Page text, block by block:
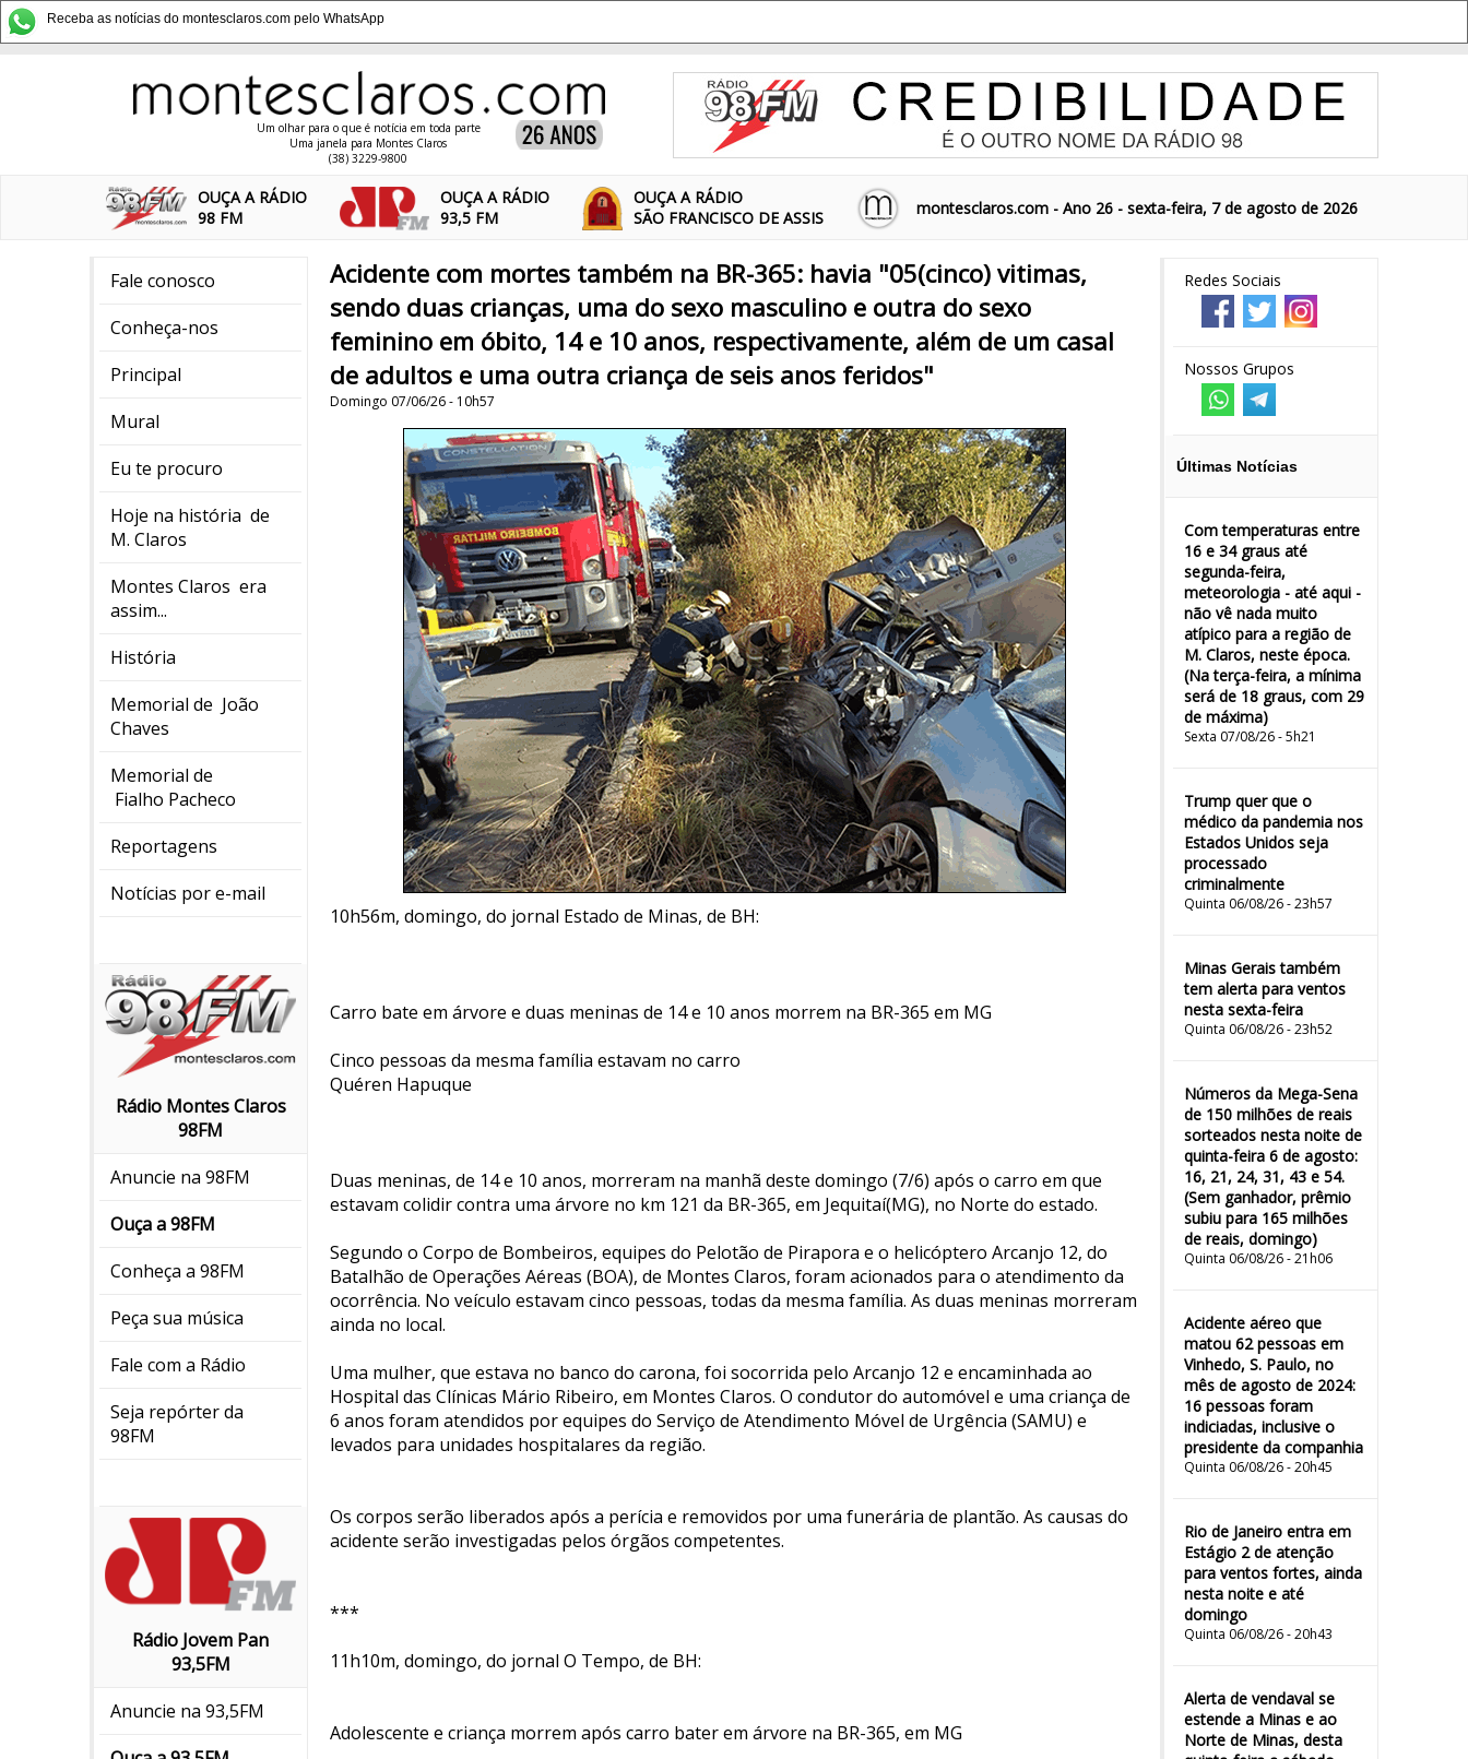
Receba as notícias do montesclaros.com pelo WhatsApp
Um olhar para o que é notícia em toda parte
Uma janela para Montes Claros
(38) 3229-9800
OUÇA A RÁDIO
98 FM
OUÇA A RÁDIO
93,5 FM
OUÇA A RÁDIO
SÃO FRANCISCO DE ASSIS
montesclaros.com - Ano 26 - sexta-feira, 7 de agosto de 2026
Fale conosco
Conheça-nos
Principal
Mural
Eu te procuro
Hoje na história de
M. Claros
Montes Claros era
assim...
História
Memorial de João
Chaves
Memorial de
Fialho Pacheco
Reportagens
Notícias por e-mail
Rádio Montes Claros
98FM
Anuncie na 98FM
Ouça a 98FM
Conheça a 98FM
Peça sua música
Fale com a Rádio
Seja repórter da
98FM
Rádio Jovem Pan
93,5FM
Anuncie na 93,5FM
Redes Sociais
Nossos Grupos
Últimas Notícias
Com temperaturas entre
16 e 34 graus até
segunda-feira,
meteorologia - até aqui -
não vê nada muito
atípico para a região de
M. Claros, neste época.
(Na terça-feira, a mínima
será de 18 graus, com 29
de máxima)
Sexta 07/08/26 - 5h21
Trump quer que o
médico da pandemia nos
Estados Unidos seja
processado
criminalmente
Quinta 06/08/26 - 23h57
Minas Gerais também
tem alerta para ventos
nesta sexta-feira
Quinta 06/08/26 - 23h52
Números da Mega-Sena
de 150 milhões de reais
sorteados nesta noite de
quinta-feira 6 de agosto:
16, 21, 24, 31, 43 e 54.
(Sem ganhador, prêmio
subiu para 165 milhões
de reais, domingo)
Quinta 06/08/26 - 21h06
Acidente aéreo que
matou 62 pessoas em
Vinhedo, S. Paulo, no
mês de agosto de 2024:
16 pessoas foram
indiciadas, inclusive o
presidente da companhia
Quinta 06/08/26 - 20h45
Rio de Janeiro entra em
Estágio 2 de atenção
para ventos fortes, ainda
nesta noite e até
domingo
Quinta 06/08/26 - 20h43
Alerta de vendaval se
estende a Minas e ao
Norte de Minas, desta
Acidente com mortes também na BR-365: havia "05(cinco) vitimas,
sendo duas crianças, uma do sexo masculino e outra do sexo
feminino em óbito, 14 e 10 anos, respectivamente, além de um casal
de adultos e uma outra criança de seis anos feridos"
Domingo 07/06/26 - 10h57
10h56m, domingo, do jornal Estado de Minas, de BH:
Carro bate em árvore e duas meninas de 14 e 10 anos morrem na BR-365 em MG
Cinco pessoas da mesma família estavam no carro
Quéren Hapuque
Duas meninas, de 14 e 10 anos, morreram na manhã deste domingo (7/6) após o carro em que
estavam colidir contra uma árvore no km 121 da BR-365, em Jequitaí(MG), no Norte do estado.
Segundo o Corpo de Bombeiros, equipes do Pelotão de Pirapora e o helicóptero Arcanjo 12, do
Batalhão de Operações Aéreas (BOA), de Montes Claros, foram acionados para o atendimento da
ocorrência. No veículo estavam cinco pessoas, todas da mesma família. As duas meninas morreram
ainda no local.
Uma mulher, que estava no banco do carona, foi socorrida pelo Arcanjo 12 e encaminhada ao
Hospital das Clínicas Mário Ribeiro, em Montes Claros. O condutor do automóvel e uma criança de
6 anos foram atendidos por equipes do Serviço de Atendimento Móvel de Urgência (SAMU) e
levados para unidades hospitalares da região.
Os corpos serão liberados após a perícia e removidos por uma funerária de plantão. As causas do
acidente serão investigadas pelos órgãos competentes.
***
11h10m, domingo, do jornal O Tempo, de BH:
Adolescente e criança morrem após carro bater em árvore na BR-365, em MG